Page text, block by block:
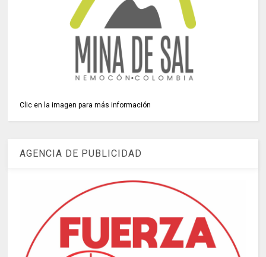
Clic en la imagen para más información
AGENCIA DE PUBLICIDAD